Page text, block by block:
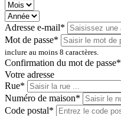
Adresse e-mail*
Mot de passe*
inclure au moins 8 caractères.
Confirmation du mot de passe*
Votre adresse
Rue*
Numéro de maison*
Code postal*